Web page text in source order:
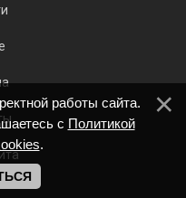
работы сайта.
с Политикой
.